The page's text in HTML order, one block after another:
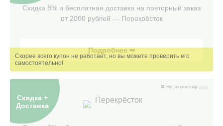
Скидка 8% и бесплатная доставка на повторный заказ
от 2000 рублей — Перекрëсток
Подробнее ➥
Скидка +
Доставка
Перекрёсток
❌ Не активен👁 852